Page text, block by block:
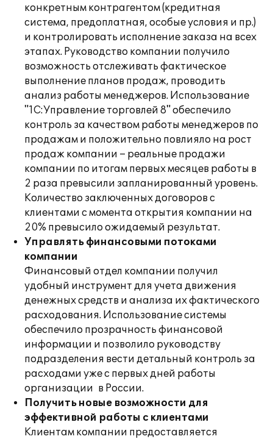
конкретным контрагентом (кредитная
система, предоплатная, особые условия и пр.)
и контролировать исполнение заказа на всех
этапах. Руководство компании получило
возможность отслеживать фактическое
выполнение планов продаж, проводить
анализ работы менеджеров. Использование
"1С:Управление торговлей 8" обеспечило
контроль за качеством работы менеджеров по
продажам и положительно повлияло на рост
продаж компании – реальные продажи
компании по итогам первых месяцев работы в
2 раза превысили запланированный уровень.
Количество заключенных договоров с
клиентами с момента открытия компании на
20% превысило ожидаемый результат.
Управлять финансовыми потоками
компании
Финансовый отдел компании получил
удобный инструмент для учета движения
денежных средств и анализа их фактического
расходования. Использование системы
обеспечило прозрачность финансовой
информации и позволило руководству
подразделения вести детальный контроль за
расходами уже с первых дней работы
организации в России.
Получить новые возможности для
эффективной работы с клиентами
Клиентам компании предоставляется